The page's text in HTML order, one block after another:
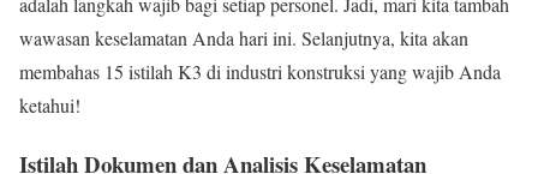
wawasan keselamatan Anda hari ini. Selanjutnya, kita akan
membahas 15 istilah K3 di industri konstruksi yang wajib Anda
ketahui!
Istilah Dokumen dan Analisis Keselamatan